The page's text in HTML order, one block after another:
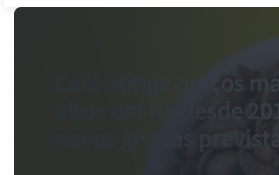
Café atinge preços
altos em NY desde